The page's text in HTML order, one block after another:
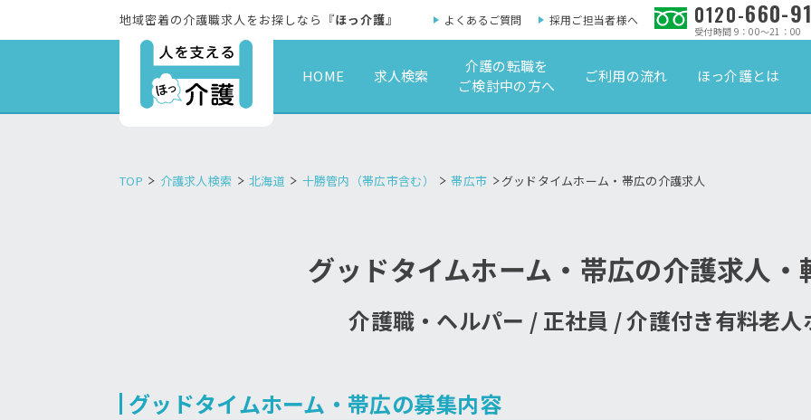
地域密着の介護職求人をお探しなら『ほっ介護』 よくあるご質問 採用ご担当者様へ 0120-660-
受付時間 9：00～21：00
HOME 求人検索
介護の転職を
ご検討中の方へ
ご利用の流れ ほっ介護とは
TOP 介護求人検索 北海道 十勝管内（帯広市含む） 帯広市 グッドタイムホーム・帯広の介護求人
グッドタイムホーム・帯広の介護求人・
介護職・ヘルパー / 正社員 / 介護付き有料老人
グッドタイムホーム・帯広の募集内容